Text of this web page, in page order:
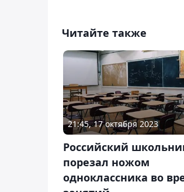
Читайте также
21:45, 17 октября 2023
Российский
порезал ножом
одноклассника во